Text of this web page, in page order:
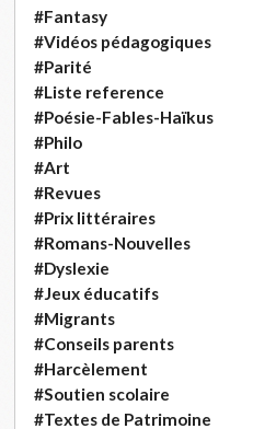
#Fantasy
#Vidéos pédagogiques
#Parité
#Liste reference
#Poésie-Fables-Haïkus
#Philo
#Art
#Revues
#Prix littéraires
#Romans-Nouvelles
#Dyslexie
#Jeux éducatifs
#Migrants
#Conseils parents
#Harcèlement
#Soutien scolaire
#Textes de Patrimoine